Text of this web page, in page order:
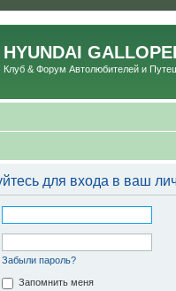
HYUNDAI
Клуб & Форум Автолюбителей и
для входа в ваш
Забыли пароль?
Запомнить меня